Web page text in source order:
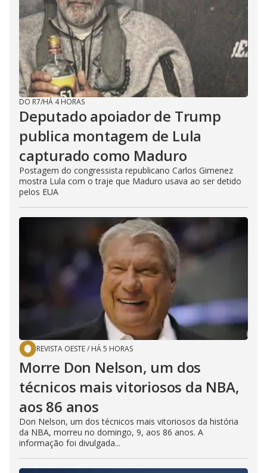
DO R7/HÁ 4 HORAS
Deputado apoiador de Trump
publica montagem de Lula
capturado como Maduro
Postagem do congressista republicano Carlos Gimenez
mostra Lula com o traje que Maduro usava ao ser detido
pelos EUA
REVISTA OESTE/ HÁ 5 HORAS
Morre Don Nelson, um dos
técnicos mais vitoriosos da NBA,
aos 86 anos
Don Nelson, um dos técnicos mais vitoriosos da história
da NBA, morreu no domingo, 9, aos 86 anos. A
informação foi divulgada...